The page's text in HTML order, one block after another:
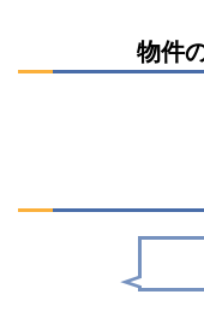
物件